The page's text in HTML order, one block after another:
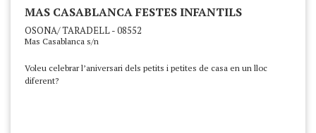
MAS CASABLANCA FESTES INFANTILS
OSONA/ TARADELL - 08552
Mas Casablanca s/n
Voleu celebrar l’aniversari dels petits i petites de casa en un lloc
diferent?